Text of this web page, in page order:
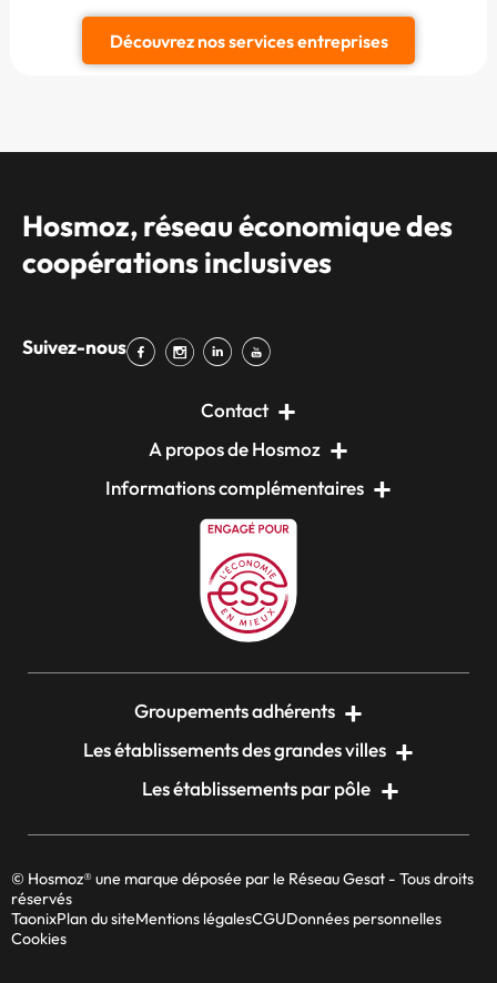
Découvrez nos services entreprises
Hosmoz, réseau économique des
coopérations inclusives
Suivez-nous
Contact
A propos de Hosmoz
Informations complémentaires
Groupements adhérents
Les établissements des grandes villes
Les établissements par pôle
© Hosmoz® une marque déposée par le Réseau Gesat - Tous droits
réservés
TaonixPlan du siteMentions légalesCGUDonnées personnelles
Cookies